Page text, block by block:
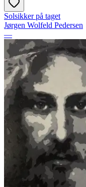
Solsikker på taget
Jørgen Wolfeld Pedersen
—